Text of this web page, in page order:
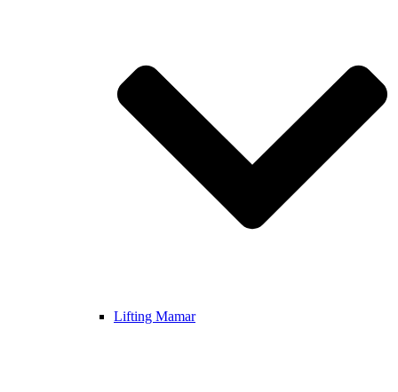
Lifting Mamar